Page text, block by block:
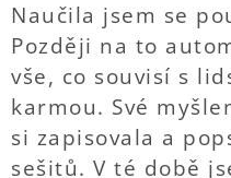
Naučila jsem se
Později na to
vše, co souvisí s
karmou. Své
si zapisovala a
sešitů. V té době